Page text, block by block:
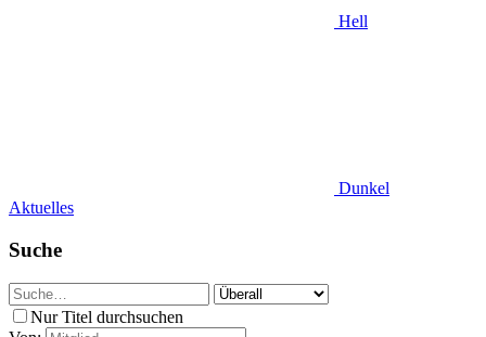
Hell
Dunkel
Aktuelles
Suche
Nur Titel durchsuchen